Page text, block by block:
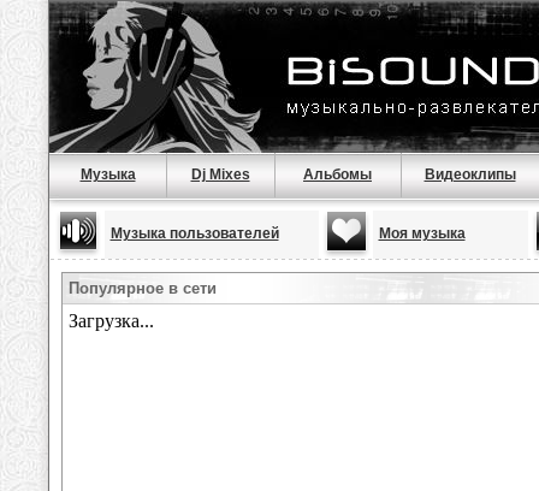
Музыка Dj Mixes Альбомы Видеоклипы
Музыка пользователей Моя музыка
Популярное в сети